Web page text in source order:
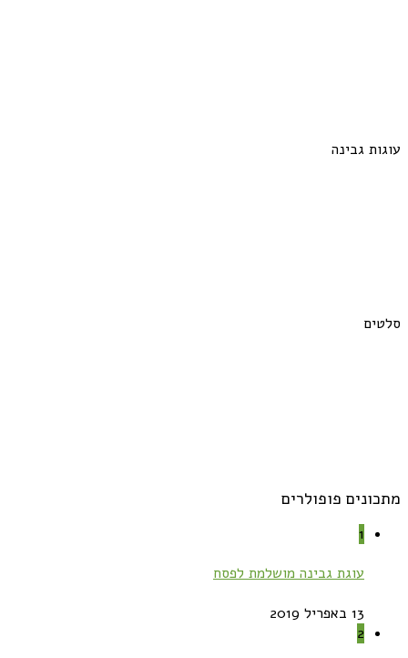
עוגות גבינה
סלטים
מתכונים פופולרים
1
עוגת גבינה מושלמת לפסח
13 באפריל 2019
2